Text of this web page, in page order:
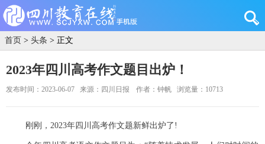
首页 > 头条 > 正文
2023年四川高考作文题目出炉！
发布时间：2023-06-07 来源：四川日报 作者：钟帆 浏览量：10713
刚刚，2023年四川高考作文题新鲜出炉了!